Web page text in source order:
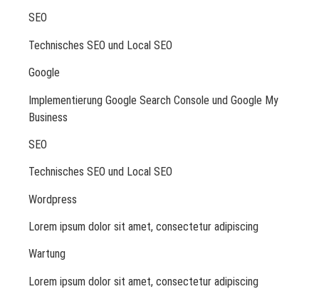
SEO
Technisches SEO und Local SEO
Google
Implementierung Google Search Console und Google My
Business
SEO
Technisches SEO und Local SEO
Wordpress
Lorem ipsum dolor sit amet, consectetur adipiscing
Wartung
Lorem ipsum dolor sit amet, consectetur adipiscing